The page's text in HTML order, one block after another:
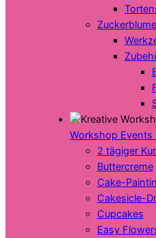
Workshop Events
2 tägiger
Buttercreme
Cake-
Cakesicle-
Cupcakes
Easy